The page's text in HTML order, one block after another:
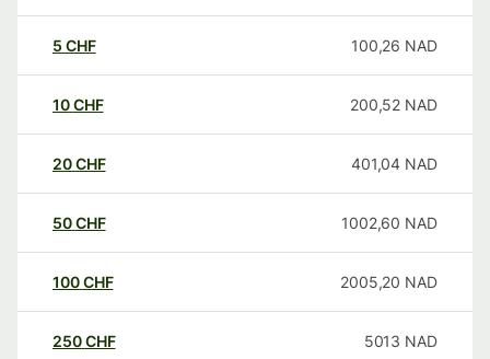
5 CHF 100,26 NAD
10CHF 200,52 NAD
20CHF 401,04 NAD
50CHF 1002,60 NAD
100CHF 2005,20 NAD
250CHF 5013 NAD